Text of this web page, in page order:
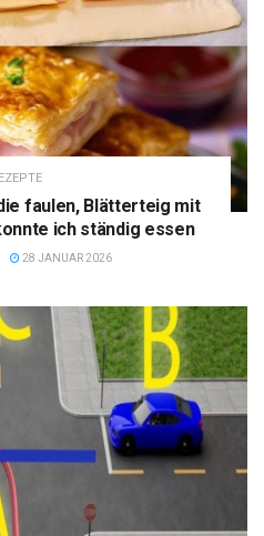
faulen, Blätterteig mit
ich ständig essen
28 JANUAR 2026